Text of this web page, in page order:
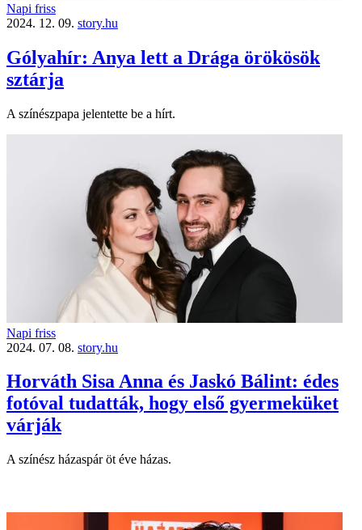
Napi friss
2024. 12. 09. story.hu
Gólyahír: Anya lett a Drága örökösök
sztárja
A színészpapa jelentette be a hírt.
Napi friss
2024. 07. 08. story.hu
Horváth Sisa Anna és Jaskó Bálint: édes
fotóval tudatták, hogy első gyermeküket
várják
A színész házaspár öt éve házas.